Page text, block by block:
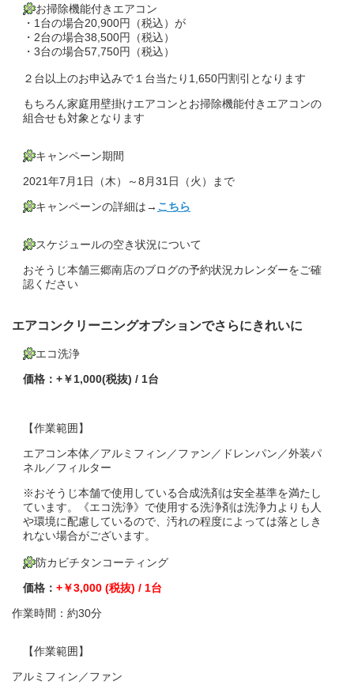
お掃除機能付きエアコン
・1台の場合20,900円（税込）が
・2台の場合38,500円（税込）
・3台の場合57,750円（税込）
２台以上のお申込みで１台当たり1,650円割引となります
もちろん家庭用壁掛けエアコンとお掃除機能付きエアコンの
組合せも対象となります
キャンペーン期間
2021年7月1日（木）～8月31日（火）まで
キャンペーンの詳細は→ こちら
スケジュールの空き状況について
おそうじ本舗三郷南店のブログの予約状況カレンダーをご確
認ください
エアコンクリーニングオプションでさらにきれいに
エコ洗浄
価格：+￥1,000(税抜) / 1台
【作業範囲】
エアコン本体／アルミフィン／ファン／ドレンパン／外装パ
ネル／フィルター
※おそうじ本舗で使用している合成洗剤は安全基準を満たし
ています。《エコ洗浄》で使用する洗浄剤は洗浄力よりも人
や環境に配慮しているので、汚れの程度によっては落としき
れない場合がございます。
防カビチタンコーティング
価格： +￥3,000 (税抜) / 1台
作業時間：約30分
【作業範囲】
アルミフィン／ファン